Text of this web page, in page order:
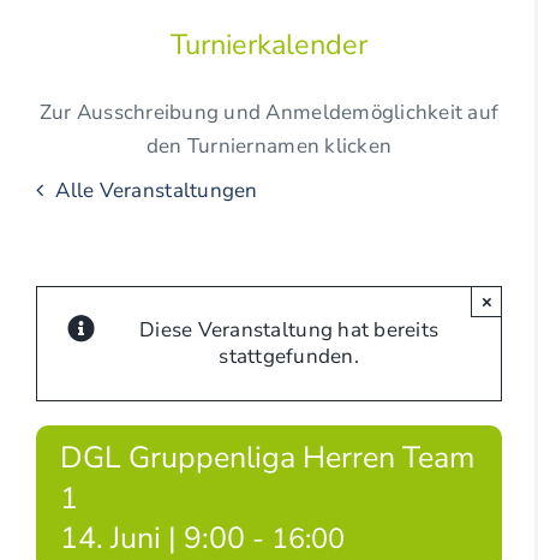
Turnierkalender
Zur Ausschreibung und Anmeldemöglichkeit auf
den Turniernamen klicken
Alle Veranstaltungen
Diese Veranstaltung hat bereits
stattgefunden.
×
DGL Gruppenliga Herren Team
1
14. Juni | 9:00 - 16:00